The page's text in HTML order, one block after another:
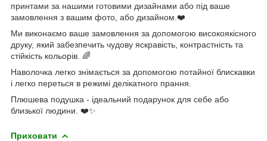
принтами за нашими готовими дизайнами або під ваше
замовлення з вашим фото, або дизайном.❤️
Ми виконаємо ваше замовлення за допомогою високоякісного
друку, який забезпечить чудову яскравість, контрастність та
стійкість кольорів. 🌈
Наволочка легко знімається за допомогою потайної блискавки
і легко переться в режимі делікатного прання.
Плюшева подушка - ідеальний подарунок для себе або
близької людини. ❤️✨
Приховати